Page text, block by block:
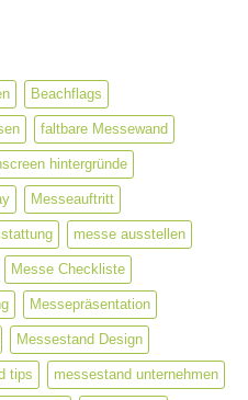
Beachflags
faltbare Messewand
hintergründe
Messeauftritt
messe ausstellen
Messe Checkliste
Messepräsentation
Messestand Design
tips messestand unternehmen